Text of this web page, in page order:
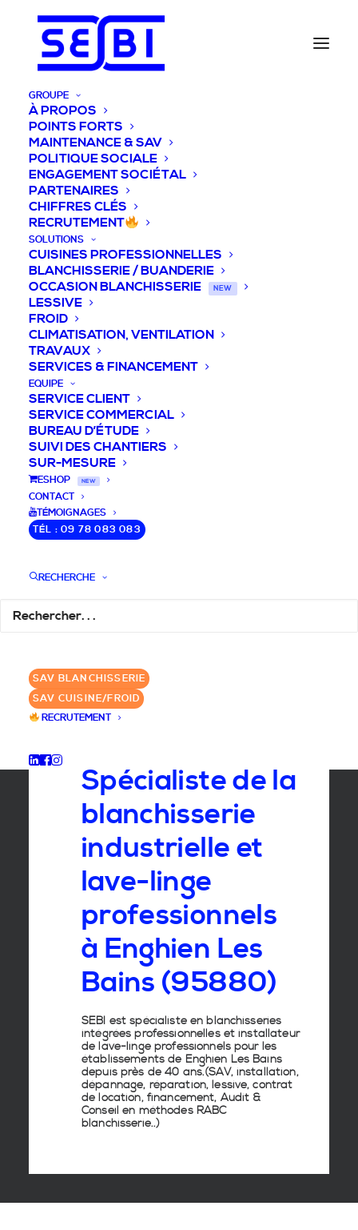
GROUPE
À PROPOS
POINTS FORTS
MAINTENANCE & SAV
POLITIQUE SOCIALE
ENGAGEMENT SOCIÉTAL
PARTENAIRES
CHIFFRES CLÉS
RECRUTEMENT
SOLUTIONS
CUISINES PROFESSIONNELLES
BLANCHISSERIE / BUANDERIE
OCCASION BLANCHISSERIE
NEW
LESSIVE
FROID
CLIMATISATION, VENTILATION
TRAVAUX
SERVICES & FINANCEMENT
EQUIPE
SERVICE CLIENT
SERVICE COMMERCIAL
BUREAU D’ÉTUDE
SUIVI DES CHANTIERS
SUR-MESURE
ESHOP NEW
CONTACT
TÉMOIGNAGES
TÉL : 09 78 083 083
RECHERCHE
SAV BLANCHISSERIE
SAV CUISINE/FROID
RECRUTEMENT
DEVIS / CONSEILS /
QUESTIONS
votre projet de blanchisserie intégrée!
✆ 09 78 083 083
Spécialiste de la
blanchisserie
industrielle et
lave-linge
professionnels
à Enghien Les
Bains (95880)
SEBI est spécialiste en blanchisseries
intégrées professionnellesetinstallateur
de lave-lingeprofessionnels pour les
établissements de Enghien Les Bains
depuis près de 40 ans.(SAV, installation,
dépannage, réparation, lessive, contrat
de location, financement, Audit &
Conseil en méthodes RABC
blanchisserie..)